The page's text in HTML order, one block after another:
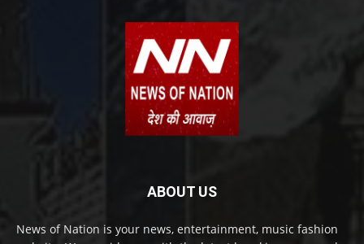
ABOUT US
News of Nation is your news, entertainment, music fashion